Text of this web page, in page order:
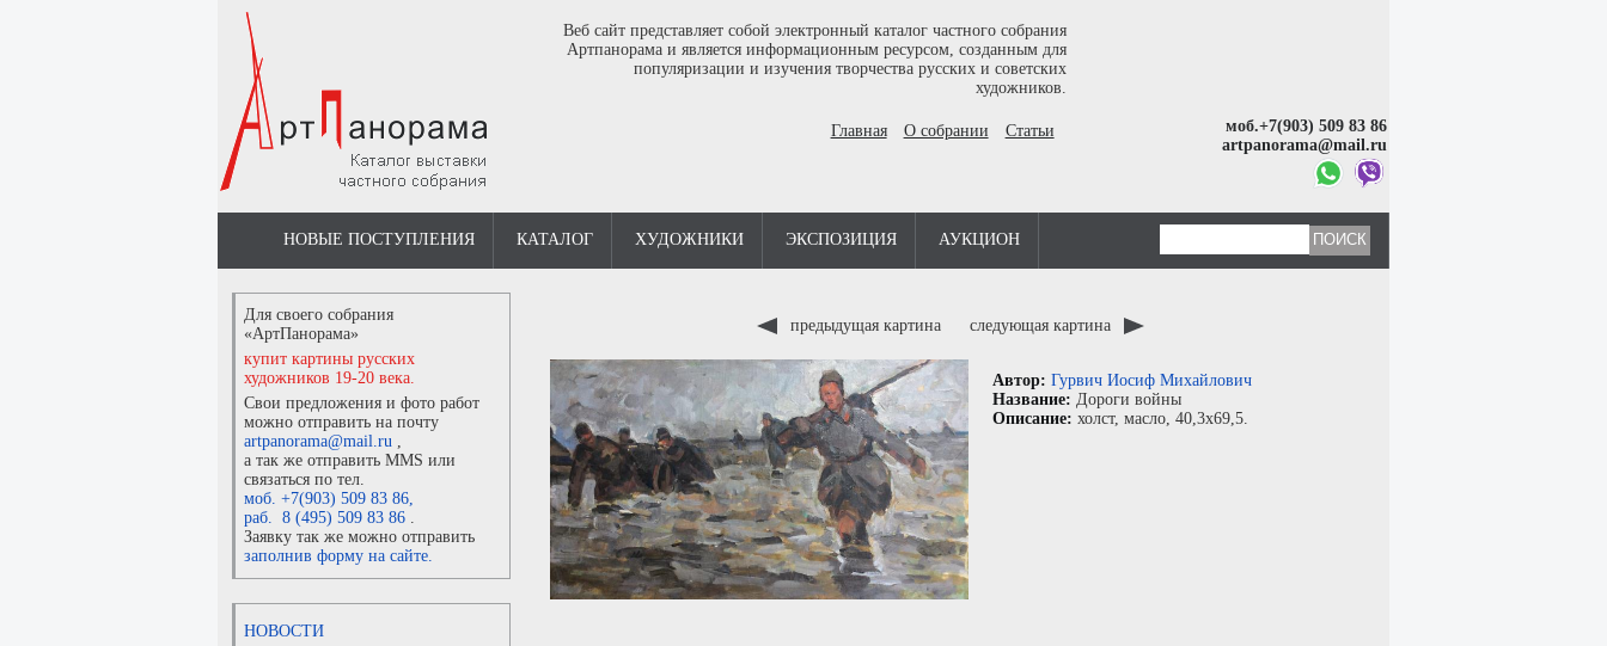
Веб сайт представляет собой электронный каталог частного собрания
Артпанорама и является информационным ресурсом, созданным для
популяризации и изучения творчества русских и советских
художников.
Главная О собрании Статьи
моб.+7(903) 509 83 86
artpanorama@mail.ru
НОВЫЕ ПОСТУПЛЕНИЯ КАТАЛОГ ХУДОЖНИКИ ЭКСПОЗИЦИЯ АУКЦИОН
Для своего собрания
«АртПанорама»
купит картины русских
художников 19-20 века.
Свои предложения и фото работ
можно отправить на почту
artpanorama@mail.ru ,
а так же отправить MMS или
связаться по тел.
моб. +7(903) 509 83 86,
раб. 8 (495) 509 83 86 .
Заявку так же можно отправить
заполнив форму на сайте.
НОВОСТИ
предыдущая картина следующая картина
Автор: Гурвич Иосиф Михайлович
Название: Дороги войны
Описание: холст, масло, 40,3x69,5.